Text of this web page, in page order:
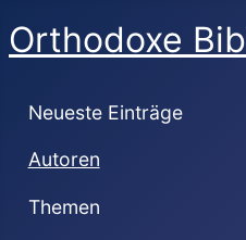
Orthodoxe
Neueste Einträge
Autoren
Themen